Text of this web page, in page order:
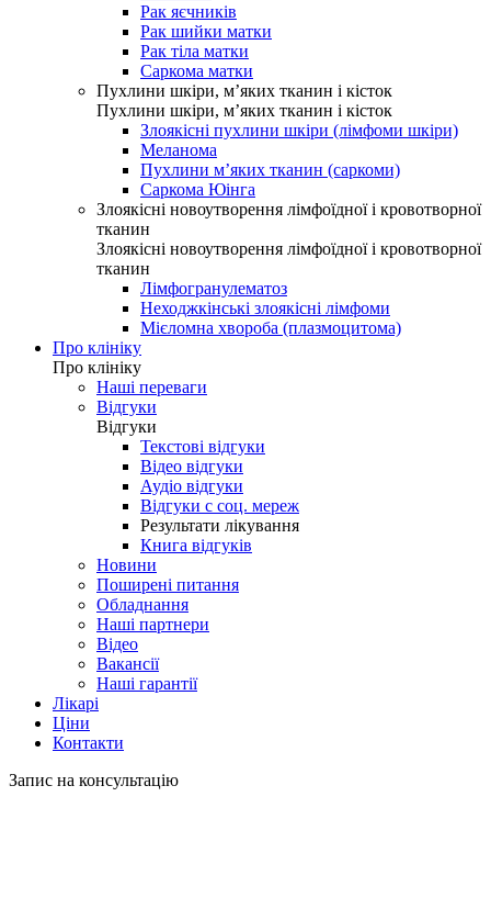
Рак яєчників
Рак шийки матки
Рак тіла матки
Саркома матки
Пухлини шкіри, м’яких тканин і кісток
Пухлини шкіри, м’яких тканин і кісток
Злоякісні пухлини шкіри (лімфоми шкіри)
Меланома
Пухлини м’яких тканин (саркоми)
Саркома Юінга
Злоякісні новоутворення лімфоїдної і кровотворної
тканин
Злоякісні новоутворення лімфоїдної і кровотворної
тканин
Лімфогранулематоз
Неходжкінські злоякісні лімфоми
Мієломна хвороба (плазмоцитома)
Про клініку
Про клініку
Наші переваги
Відгуки
Відгуки
Текстові відгуки
Відео відгуки
Аудіо відгуки
Відгуки с соц. мереж
Результати лікування
Книга відгуків
Новини
Поширені питання
Обладнання
Наші партнери
Відео
Вакансії
Наші гарантії
Лікарі
Ціни
Контакти
Запис на консультацію